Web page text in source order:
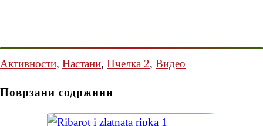
Активности, Настани, Пчелка 2, Видео
Поврзани содржини